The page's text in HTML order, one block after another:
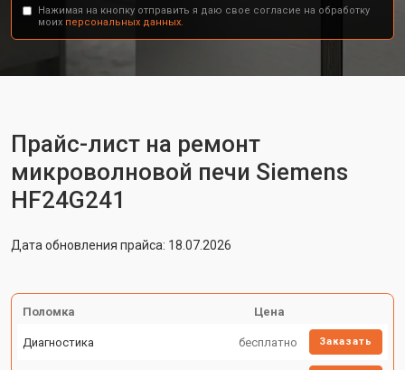
Нажимая на кнопку отправить я даю свое согласие на обработку
моих персональных данных.
Прайс-лист на ремонт
микроволновой печи Siemens
HF24G241
Дата обновления прайса: 18.07.2026
Поломка Цена
Диагностика бесплатно Заказать